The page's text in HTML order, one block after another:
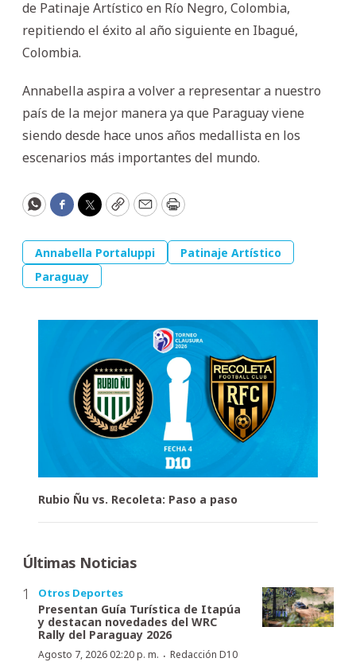
de Patinaje Artístico en Río Negro, Colombia,
repitiendo el éxito al año siguiente en Ibagué,
Colombia.
Annabella aspira a volver a representar a nuestro
país de la mejor manera ya que Paraguay viene
siendo desde hace unos años medallista en los
escenarios más importantes del mundo.
WhatsApp
Facebook
Twitter
CopyEmailPrint
Annabella Portaluppi
Patinaje Artístico
Paraguay
Rubio Ñu vs. Recoleta: Paso a paso
Últimas Noticias
Otros Deportes
Presentan Guía Turística de Itapúa
y destacan novedades del WRC
Rally del Paraguay 2026
Agosto 7, 2026 02:20 p. m. · Redacción D10